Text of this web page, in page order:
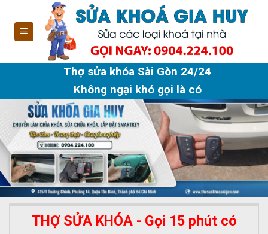
content
Thợ sửa khóa Sài Gòn 24/24
Không ngại khó gọi là có
THỢ SỬA KHÓA - Gọi 15 phút có